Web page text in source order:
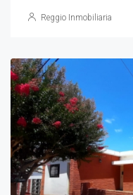
Reggio Inmobiliaria